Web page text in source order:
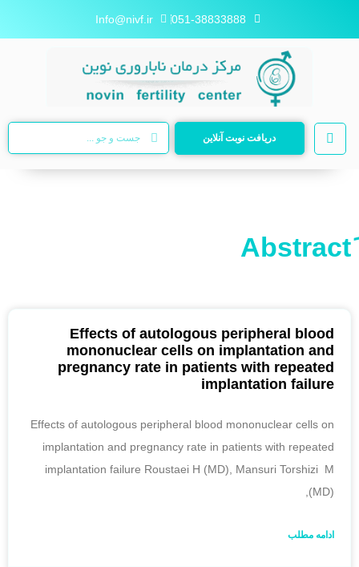
051-38833888
Info@nivf.ir
دریافت نوبت آنلاین
Effects of autologous peripheral blood
mononuclear cells on implantation and
pregnancy rate in patients with repeated
implantation failure
Effects of autologous peripheral blood mononuclear cells on
implantation and pregnancy rate in patients with repeated
implantation failure Roustaei H (MD), Mansuri Torshizi M
(MD),
ادامه مطلب